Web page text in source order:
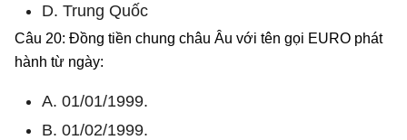
D. Trung Quốc
Câu 20: Đồng tiền chung châu Âu với tên gọi EURO phát
hành từ ngày:
A. 01/01/1999.
B. 01/02/1999.